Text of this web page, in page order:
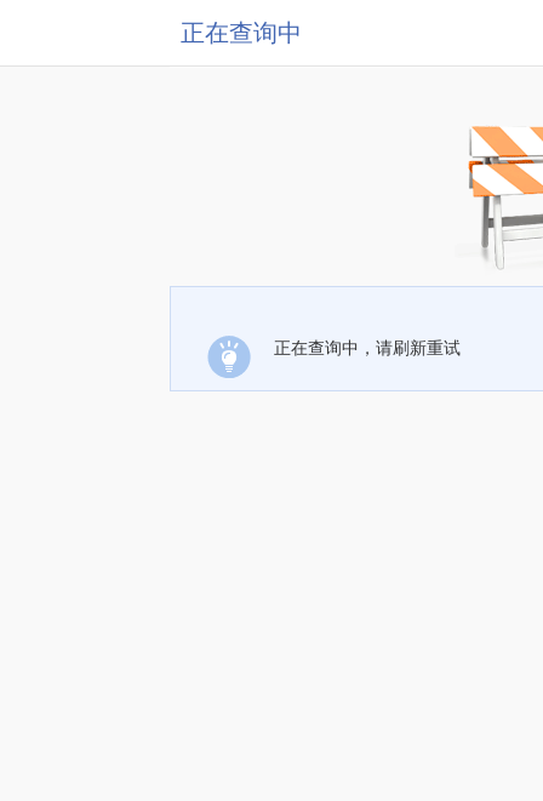
正在查询中
正在查询中，请刷新重试